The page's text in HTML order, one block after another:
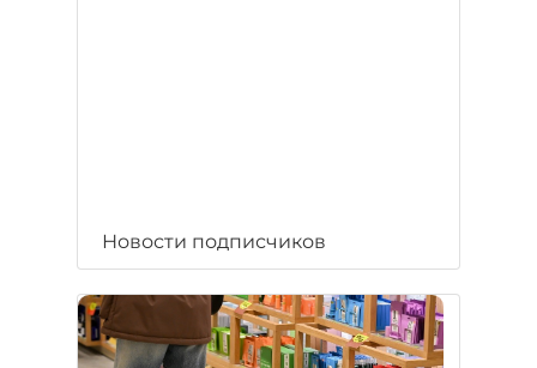
Новости подписчиков